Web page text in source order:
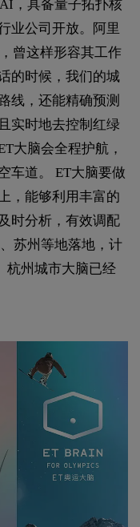
，具备量子拓扑核
业公司开放。阿里
曾这样形容其工作
的时候，我们的城
线，还能精确预测
实时地去控制红绿
大脑会全程护航，
车道。 ET大脑要做
，能够利用丰富的
时分析，有效调配
苏州等地落地，计
杭州城市大脑已经